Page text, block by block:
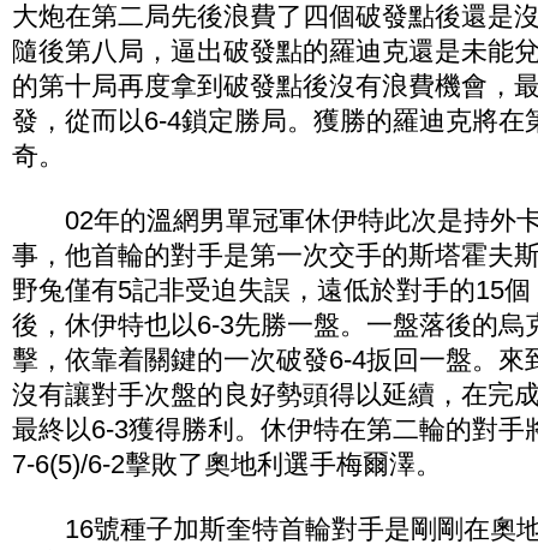
大炮在第二局先後浪費了四個破發點後還是
隨後第八局，逼出破發點的羅迪克還是未能
的第十局再度拿到破發點後沒有浪費機會，
發，從而以6-4鎖定勝局。獲勝的羅迪克將在
奇。
02年的溫網男單冠軍休伊特此次是持外
事，他首輪的對手是第一次交手的斯塔霍夫
野兔僅有5記非受迫失誤，遠低於對手的15
後，休伊特也以6-3先勝一盤。一盤落後的烏
擊，依靠着關鍵的一次破發6-4扳回一盤。來
沒有讓對手次盤的良好勢頭得以延續，在完
最終以6-3獲得勝利。休伊特在第二輪的對手
7-6(5)/6-2擊敗了奧地利選手梅爾澤。
16號種子加斯奎特首輪對手是剛剛在奧